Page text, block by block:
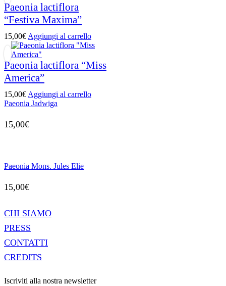
Paeonia lactiflora
“Festiva Maxima”
15,00€ Aggiungi al carrello
Paeonia lactiflora “Miss
America”
15,00€ Aggiungi al carrello
Paeonia Jadwiga
15,00€
Paeonia Mons. Jules Elie
15,00€
CHI SIAMO
PRESS
CONTATTI
CREDITS
Iscriviti alla nostra newsletter